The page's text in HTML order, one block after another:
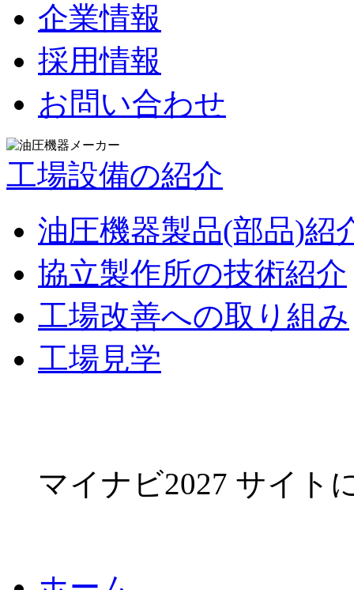
企業情報
採用情報
お問い合わせ
工場設備の紹介
油圧機器製品(部品)紹
協立製作所の技術紹介
工場改善への取り組み
工場見学
マイナビ2027 サイト